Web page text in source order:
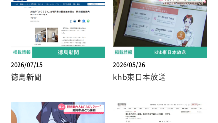
2026/07/15
徳島新聞
2026/05/26
khb東日本放送